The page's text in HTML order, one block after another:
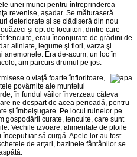
unei munci pentru întreprinderea
revenise, aşadar. Se măturaseră
deteriorate şi se clădiseră din nou
şi opt de locuitori, dintre care
tencuite, erau înconjurate de grădini de
aliniate, legume şi flori, varza şi
anemonele. Era de-acum, un loc în
am parcurs drumul pe jos.
o viaţă foarte înfloritoare,
povârnite ale muntelui
în fundul văilor înverzeau câteva
ne despart de acea perioadă, pentru
şi îmbelşugare. Pe locul ruinelor pe
gospodării curate, tencuite, care sunt
Vechile izvoare, alimentate de ploile
iar să curgă. Apele lor au fost
de arţari, bazinele fântânilor se